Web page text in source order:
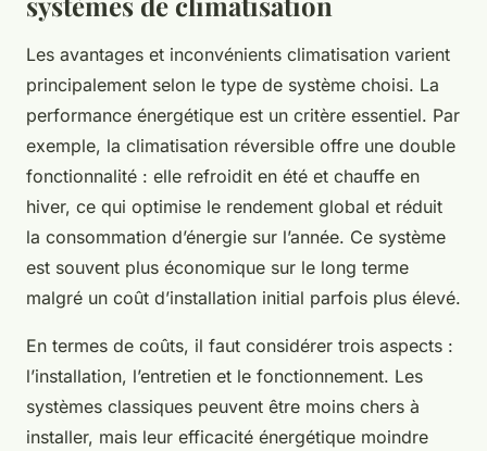
Les avantages et inconvénients climatisation varient
principalement selon le type de système choisi. La
performance énergétique est un critère essentiel. Par
exemple, la climatisation réversible offre une double
fonctionnalité : elle refroidit en été et chauffe en
hiver, ce qui optimise le rendement global et réduit
la consommation d’énergie sur l’année. Ce système
est souvent plus économique sur le long terme
malgré un coût d’installation initial parfois plus élevé.
En termes de coûts, il faut considérer trois aspects :
l’installation, l’entretien et le fonctionnement. Les
systèmes classiques peuvent être moins chers à
installer, mais leur efficacité énergétique moindre